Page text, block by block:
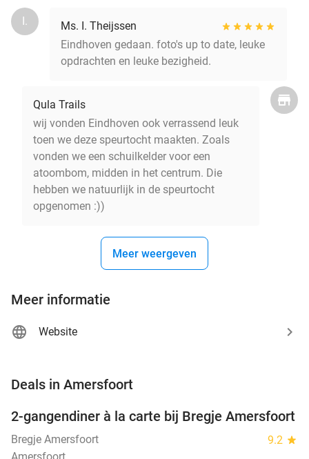
I.
Ms. I. Theijssen
Eindhoven gedaan. foto's up to date, leuke
opdrachten en leuke bezigheid.
Qula Trails
wij vonden Eindhoven ook verrassend leuk
toen we deze speurtocht maakten. Zoals
vonden we een schuilkelder voor een
atoombom, midden in het centrum. Die
hebben we natuurlijk in de speurtocht
opgenomen :))
Meer weergeven
Meer informatie
Website
Deals in Amersfoort
12%
2-gangendiner à la carte bij Bregje Amersfoort
Bregje Amersfoort 9.2 star
Amersfoort